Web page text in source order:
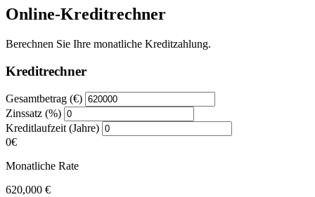
Online-Kreditrechner
Berechnen Sie Ihre monatliche Kreditzahlung.
Kreditrechner
Gesamtbetrag (€)
Zinssatz (%)
Kreditlaufzeit (Jahre)
0€
Monatliche Rate
620,000 €